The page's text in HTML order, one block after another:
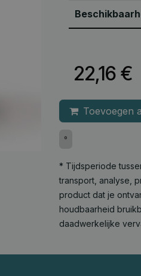
22,16 €
Toevoegen
°
* Tijdsperiode
transport, analyse,
product dat je
houdbaarheid
daadwerkelijke